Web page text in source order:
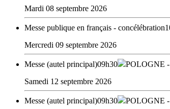
Mardi 08 septembre 2026
Messe publique en français - concélébration
Mercredi 09 septembre 2026
Messe (autel principal)09h30 POLOGNE
Samedi 12 septembre 2026
Messe (autel principal)09h30 POLOGNE